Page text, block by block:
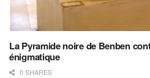
La Pyramide noire de Benben
énigmatique
0 SHARES